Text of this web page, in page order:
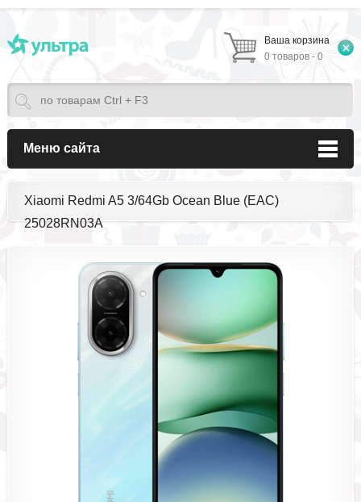
Ваша корзина
0 товаров - 0
Меню сайта
Xiaomi Redmi A5 3/64Gb Ocean Blue (EAC)
25028RN03A